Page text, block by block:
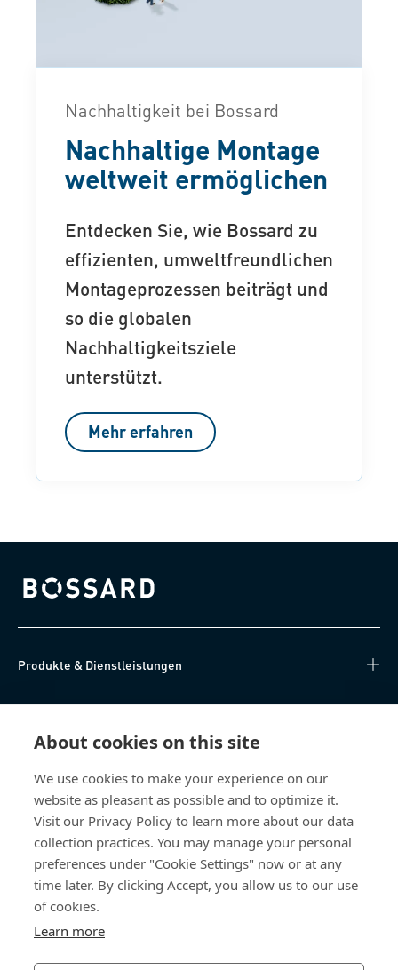
About cookies on this site
We use cookies to make your experience on our
website as pleasant as possible and to optimize it.
Visit our Privacy Policy to learn more about our data
collection practices. You may manage your personal
preferences under "Cookie Settings" now or at any
time later. By clicking Accept, you allow us to our use
of cookies.
Learn more
Nachhaltigkeit bei Bossard
Nachhaltige Montage
weltweit ermöglichen
Entdecken Sie, wie Bossard zu
effizienten, umweltfreundlichen
Montageprozessen beiträgt und
so die globalen
Nachhaltigkeitsziele
unterstützt.
Mehr erfahren
Bossard homepage
Produkte & Dienstleistungen
Wissen
Über uns
Bossard Deutschland
Max-Eyth-Str. 14
89186 Illerrieden